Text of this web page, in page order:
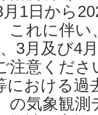
1日から
これに伴い
3月及び4
注意くだ
における過
の気象観